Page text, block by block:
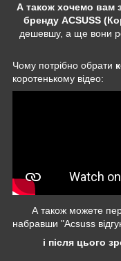
А також хочемо вам
бренду ACSUSS
дешевшу, а ще вони
Чому потрібно обрати
коротенькому відео:
А також можете
набравши "Acsuss
і після цього